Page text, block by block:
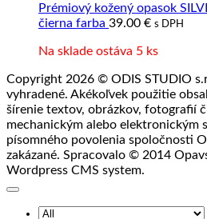
Prémiový kožený opasok
čierna farba 39.00 € s DPH
Na sklade ostáva 5 ks
Copyright 2026 © ODIS STUDIO
vyhradené. Akékoľvek použitie
šírenie textov, obrázkov, fotografií
mechanickým alebo elektronickým
písomného povolenia spoločnosti
zakázané. Spracovalo © 2014
Wordpress CMS system.